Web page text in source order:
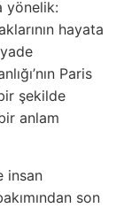
yönelik:
hayata
Paris
şekilde
anlam
insan
son